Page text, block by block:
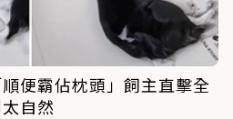
便霸佔枕頭」飼主直擊全
自然